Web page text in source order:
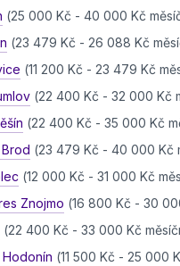
(25 000 Kč - 40 000 Kč
(23 479 Kč - 26 088 Kč
(11 200 Kč - 23 479 Kč
(22 400 Kč - 32 000 Kč
(22 400 Kč - 35 000 Kč
(23 479 Kč - 40 000 Kč
(12 000 Kč - 31 000 Kč
Znojmo (16 800 Kč - 30
(22 400 Kč - 33 000 Kč
(11 500 Kč - 25 000